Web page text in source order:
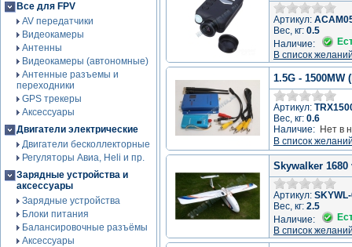
Все для FPV
AV передатчики
Видеокамеры
Антенны
Видеокамеры (автономные)
Антенные разъемы и
переходники
GPS трекеры
Аксессуары
Двигатели электрические
Двигатели бесколлекторные
Регуляторы Авиа, Heli и пр.
Зарядные устройства и
аксессуары
Зарядные устройства
Блоки питания
Балансировочные разъёмы
Аксессуары
Артикул:
Вес, кг: 0.5
Наличие:
В список
1.5G - 1500MW
Артикул:
Вес, кг: 0.6
Наличие: Нет в
В список
Skywalker 1680
Артикул:
Вес, кг: 2.5
Наличие:
В список